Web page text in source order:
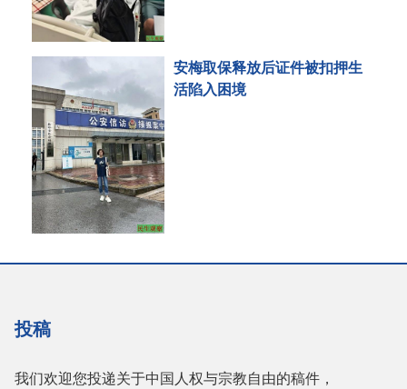
安梅取保释放后证件被扣押生
活陷入困境
投稿
我们欢迎您投递关于中国人权与宗教自由的稿件，